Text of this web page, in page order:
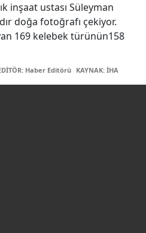
inşaat ustası Süleyman
doğa fotoğrafı çekiyor.
169 kelebek türünün158
Haber Editörü KAYNAK: İHA